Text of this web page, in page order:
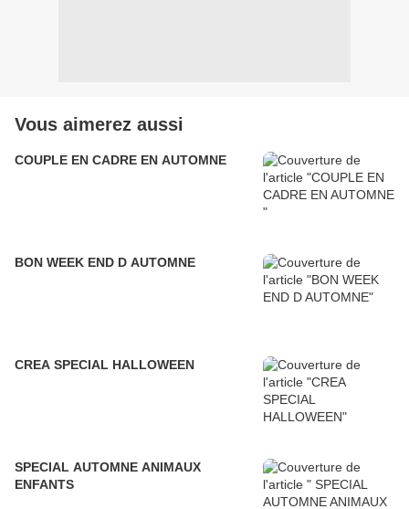
Vous aimerez aussi
COUPLE EN CADRE EN AUTOMNE
BON WEEK END D AUTOMNE
CREA SPECIAL HALLOWEEN
SPECIAL AUTOMNE ANIMAUX
ENFANTS